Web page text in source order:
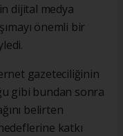
dijital medya
önemli bir
gazeteciliğinin
gibi bundan sonra
belirten
katkı